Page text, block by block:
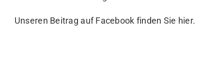
Unseren Beitrag auf Facebook finden Sie hier.